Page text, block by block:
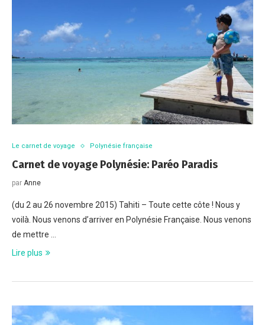
Le carnet de voyage Polynésie française
Carnet de voyage Polynésie: Paréo Paradis
par Anne
(du 2 au 26 novembre 2015) Tahiti – Toute cette côte ! Nous y
voilà. Nous venons d’arriver en Polynésie Française. Nous venons
de mettre …
Lire plus